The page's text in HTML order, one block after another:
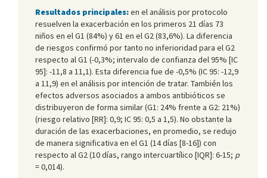
Resultados principales:en el análisis por protocolo
resuelven la exacerbación en los primeros 21 días 73
niños en el G1 (84%) y 61 en el G2 (83,6%). La diferencia
de riesgos confirmó por tanto no inferioridad para el G2
respecto al G1 (-0,3%; intervalo de confianza del 95% [IC
95]: -11,8 a 11,1). Esta diferencia fue de -0,5% (IC 95: -12,9
a 11,9) en el análisis por intención de tratar. También los
efectos adversos asociados a ambos antibióticos se
distribuyeron de forma similar (G1: 24% frente a G2: 21%)
(riesgo relativo [RR]: 0,9; IC 95: 0,5 a 1,5). No obstante la
duración de las exacerbaciones, en promedio, se redujo
de manera significativa en el G1 (14 días [8-16]) con
respecto al G2 (10 días, rango intercuartílico [IQR]: 6-15; p
= 0,014).